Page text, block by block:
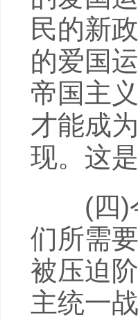
民的新
的爱国
帝国主
才能成
现。这
(四)今
们所需
被压迫
主统一